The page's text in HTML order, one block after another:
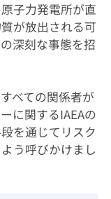
子力発電所が直
が放出される可
深刻な事態を招
べての関係者が
に関するIAEAの
を通じてリスク
う呼びかけまし